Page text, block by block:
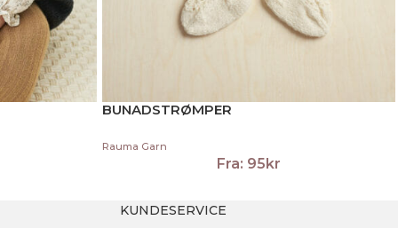
BUNADSTRØMPER
Rauma Garn
Fra: 95kr
KUNDESERVICE